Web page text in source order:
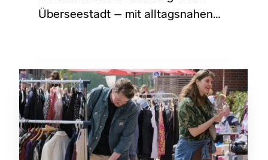
Überseestadt – mit alltagsnahen…